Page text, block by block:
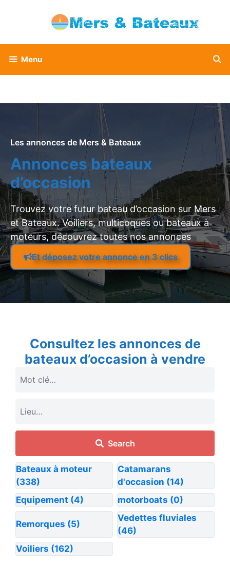
Menu
Les annonces de Mers & Bateaux
Annonces bateaux
d’occasion
Trouvez votre futur bateau d’occasion sur Mers
et Bateaux. Voiliers, multicoques ou bateaux à
moteurs, découvrez toutes nos annonces
Et déposez votre annonce en 3 clics
Consultez les annonces de
bateaux d’occasion à vendre
Search
Bateaux à moteur
(338)
Catamarans
d'occasion (14)
Equipement (4) motorboats (0)
Remorques (5)
Vedettes fluviales
(46)
Voiliers (162)